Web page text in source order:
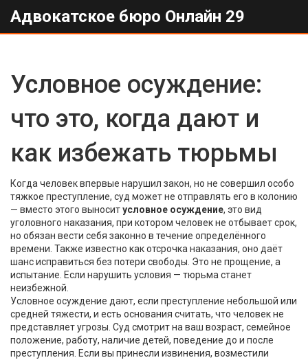
Адвокатское бюро Онлайн 29
Условное осуждение:
что это, когда дают и
как избежать тюрьмы
Когда человек впервые нарушил закон, но не совершил особо
тяжкое преступление, суд может не отправлять его в колонию
— вместо этого выноситусловное осуждение, это вид
уголовного наказания, при котором человек не отбывает срок,
но обязан вести себя законно в течение определённого
времени . Также известно какотсрочка наказания, оно даёт
шанс исправиться без потери свободы. Это не прощение, а
испытание. Если нарушить условия — тюрьма станет
неизбежной.
Условное осуждение дают, если преступление небольшой или
средней тяжести, и есть основания считать, что человек не
представляет угрозы. Суд смотрит на ваш возраст, семейное
положение, работу, наличие детей, поведение до и после
преступления. Если вы принесли извинения, возместили